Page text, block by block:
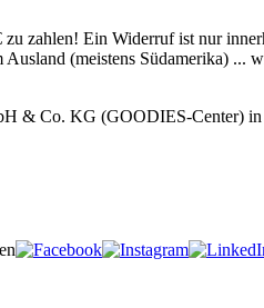
zahlen! Ein Widerruf ist nur
(meistens Südamerika) ...
& Co. KG (GOODIES-Center)